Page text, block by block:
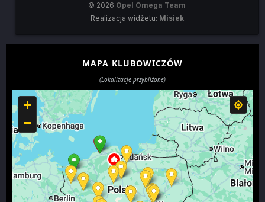
© 2026 Opel Omega Team
Realizacja widżetu: Misiek
MAPA KLUBOWICZÓW
(Lokalizacje przybliżone)
+
−